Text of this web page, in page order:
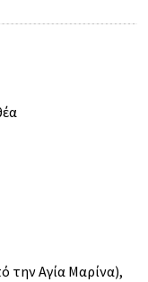
την Αγία Μαρίνα),